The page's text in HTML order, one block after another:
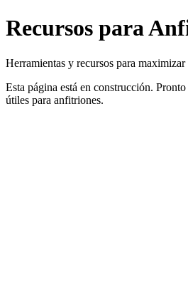
Recursos para
Herramientas y recursos para maximizar
Esta página está en construcción.
útiles para anfitriones.